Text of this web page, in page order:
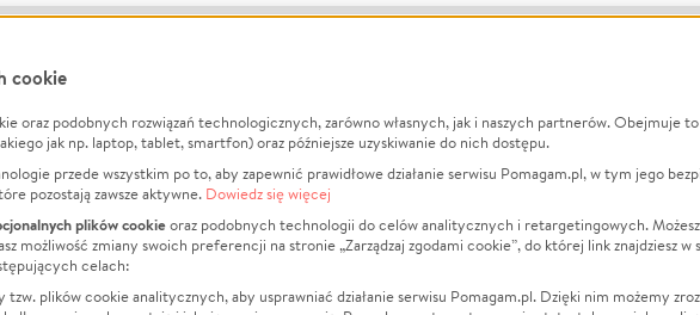
Informacje
Jak to działa?
Regulamin
Polityka Prywatności
Kontakt
O nas
Opinie
Raporty
Za darmo
Dla NGO
Sport
cookie
oraz podobnych rozwiązań technologicznych, zarówno własnych, jak i naszych partnerów. Obejmuje
jak np. laptop, tablet, smartfon) oraz późniejsze uzyskiwanie do nich dostępu.
przede wszystkim po to, aby zapewnić prawidłowe działanie serwisu Pomagam.pl, w tym jego
pozostają zawsze aktywne. Dowiedz się więcej
plików cookieoraz podobnych technologii do celów analitycznych i retargetingowych.
możliwość zmiany swoich preferencji na stronie „Zarządzaj zgodami cookie”, do której link znajdziesz
celach:
tzw. plików cookie analitycznych, aby usprawniać działanie serwisu Pomagam.pl. Dzięki nim możemy